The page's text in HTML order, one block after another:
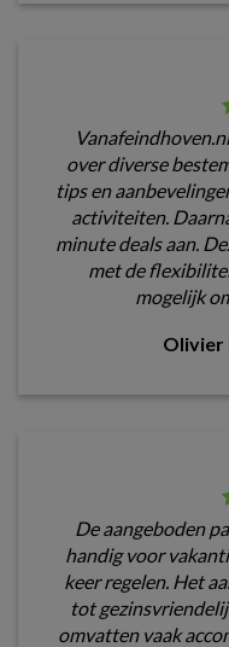
over diverse
tips en
activiteiten.
minute deals aan.
met de
mogelijk
Olivier
De aangeboden
handig voor
keer regelen. Het
tot
omvatten vaak